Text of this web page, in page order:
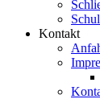
Kontakt